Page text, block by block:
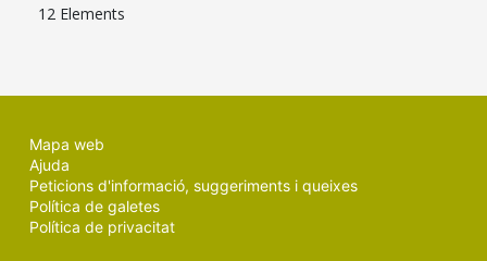
12 Elements
Mapa web
Ajuda
Peticions d'informació, suggeriments i queixes
Política de galetes
Política de privacitat